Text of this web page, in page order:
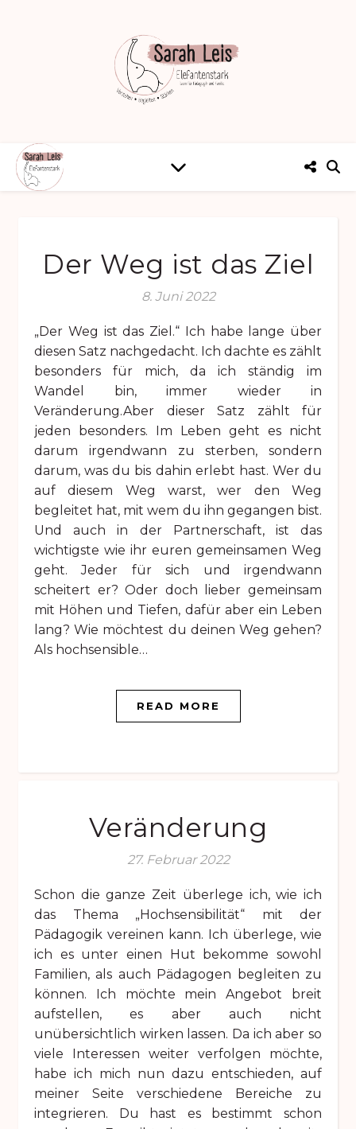
Der Weg ist das Ziel
8. Juni 2022
„Der Weg ist das Ziel.“ Ich habe lange über
diesen Satz nachgedacht. Ich dachte es zählt
besonders für mich, da ich ständig im
Wandel bin, immer wieder in
Veränderung.Aber dieser Satz zählt für
jeden besonders. Im Leben geht es nicht
darum irgendwann zu sterben, sondern
darum, was du bis dahin erlebt hast. Wer du
auf diesem Weg warst, wer den Weg
begleitet hat, mit wem du ihn gegangen bist.
Und auch in der Partnerschaft, ist das
wichtigste wie ihr euren gemeinsamen Weg
geht. Jeder für sich und irgendwann
scheitert er? Oder doch lieber gemeinsam
mit Höhen und Tiefen, dafür aber ein Leben
lang? Wie möchtest du deinen Weg gehen?
Als hochsensible…
READ MORE
Veränderung
27. Februar 2022
Schon die ganze Zeit überlege ich, wie ich
das Thema „Hochsensibilität“ mit der
Pädagogik vereinen kann. Ich überlege, wie
ich es unter einen Hut bekomme sowohl
Familien, als auch Pädagogen begleiten zu
können. Ich möchte mein Angebot breit
aufstellen, es aber auch nicht
unübersichtlich wirken lassen. Da ich aber so
viele Interessen weiter verfolgen möchte,
habe ich mich nun dazu entschieden, auf
meiner Seite verschiedene Bereiche zu
integrieren. Du hast es bestimmt schon